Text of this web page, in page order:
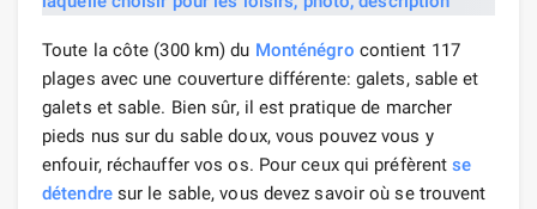
Toute la côte (300 km) du Monténégro contient 117
plages avec une couverture différente: galets, sable et
galets et sable. Bien sûr, il est pratique de marcher
pieds nus sur du sable doux, vous pouvez vous y
enfouir, réchauffer vos os. Pour ceux qui préfèrentse
détendresur le sable, vous devez savoir où se trouvent